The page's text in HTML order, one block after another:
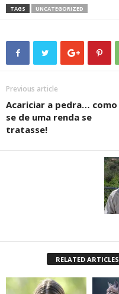
TAGS UNCATEGORIZED
Previous article
Acariciar a pedra… como
se de uma renda se
tratasse!
RELATED ARTICLES